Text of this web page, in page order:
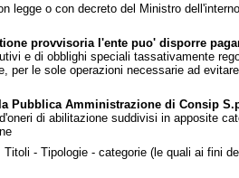
legge o con decreto del Ministro
provvisoria l'ente puo' disporre
e di obblighi speciali tassativamente
le sole operazioni necessarie ad
Pubblica Amministrazione di Consip
di abilitazione suddivisi in apposite
Titoli - Tipologie - categorie (le quali ai fini